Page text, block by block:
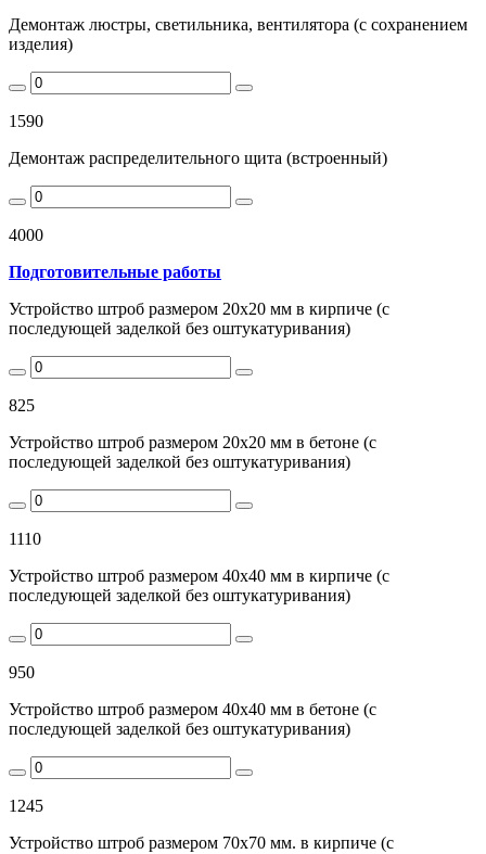
Демонтаж люстры, светильника, вентилятора (с сохранением
изделия)
1590
Демонтаж распределительного щита (встроенный)
4000
Подготовительные работы
Устройство штроб размером 20х20 мм в кирпиче (с
последующей заделкой без оштукатуривания)
825
Устройство штроб размером 20х20 мм в бетоне (с
последующей заделкой без оштукатуривания)
1110
Устройство штроб размером 40х40 мм в кирпиче (с
последующей заделкой без оштукатуривания)
950
Устройство штроб размером 40х40 мм в бетоне (с
последующей заделкой без оштукатуривания)
1245
Устройство штроб размером 70х70 мм. в кирпиче (с